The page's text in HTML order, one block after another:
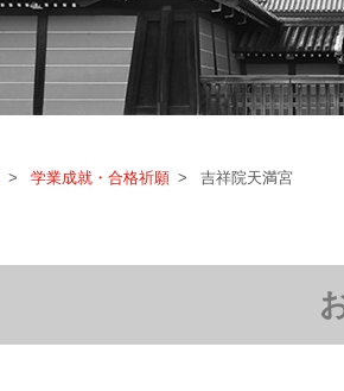
学業成就・合格祈願 吉祥院天満宮